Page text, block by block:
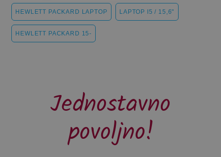
HEWLETT PACKARD LAPTOP LAPTOP I5 / 15,6"
HEWLETT PACKARD 15-
Jednostavno
povoljno!